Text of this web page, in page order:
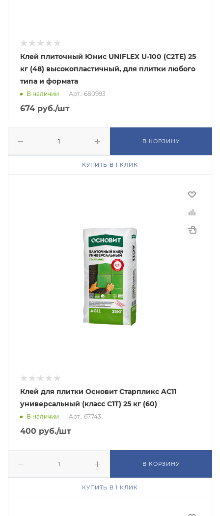
Клей плиточный Юнис UNIFLEX U-100 (C2TE) 25
кг (48) высокопластичный, для плитки любого
типа и формата
В наличии Арт.: 680993
674 руб./шт
В КОРЗИНУ
КУПИТЬ В 1 КЛИК
Клей для плитки Основит Старпликс AC11
универсальный (класс C1T) 25 кг (60)
В наличии Арт.: 67743
400 руб./шт
В КОРЗИНУ
КУПИТЬ В 1 КЛИК